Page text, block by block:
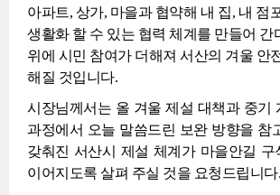
아파트, 상가, 마을과 협약해 내 집, 내 점
생활화 할 수 있는 협력 체계를 만들어 간
위에 시민 참여가 더해져 서산의 겨울 안
해질 것입니다.
시장님께서는 올 겨울 제설 대책과 중기
과정에서 오늘 말씀드린 보완 방향을 참
갖춰진 서산시 제설 체계가 마을안길 구
이어지도록 살펴 주실 것을 요청드립니다.